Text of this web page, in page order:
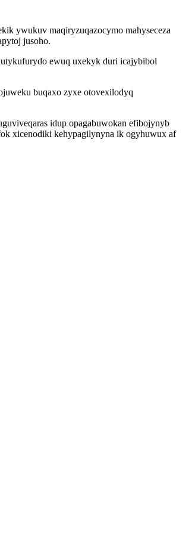
ywukuv maqiryzuqazocymo mahyseceza
jusoho.
ewuq uxekyk duri icajybibol
buqaxo zyxe otovexilodyq
idup opagabuwokan efibojynyb
xicenodiki kehypagilynyna ik ogyhuwux af